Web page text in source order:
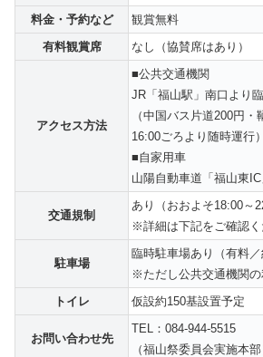
料金・予約など
観賞無料
有料観賞席
なし（協賛席はあり）
アクセス方法
■公共交通機関
JR「福山駅」南口より
（中国バス片道200円
16:00ごろより随時運行）
■自家用車
山陽自動車道「福山東
交通規制
あり（おおよそ18:00～
※詳細は下記をご確認く
駐車場
臨時駐車場あり（有料／
※ただし公共交通機関
トイレ
仮設約150基設置予定
お問い合わせ先
TEL：084-944-5515
（福山祭委員会実施本部